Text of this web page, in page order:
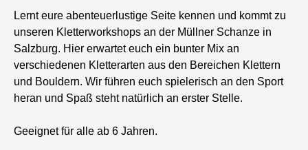
Lernt eure abenteuerlustige Seite kennen und kommt zu
unseren Kletterworkshops an der Müllner Schanze in
Salzburg. Hier erwartet euch ein bunter Mix an
verschiedenen Kletterarten aus den Bereichen Klettern
und Bouldern. Wir führen euch spielerisch an den Sport
heran und Spaß steht natürlich an erster Stelle.
Geeignet für alle ab 6 Jahren.